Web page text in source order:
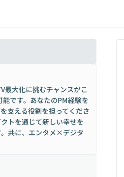
最大化に挑むチャンスがこ
です。あなたのPM経験を
支える役割を担ってくださ
トを通じて新しい幸せを
共に、エンタメ×デジタ